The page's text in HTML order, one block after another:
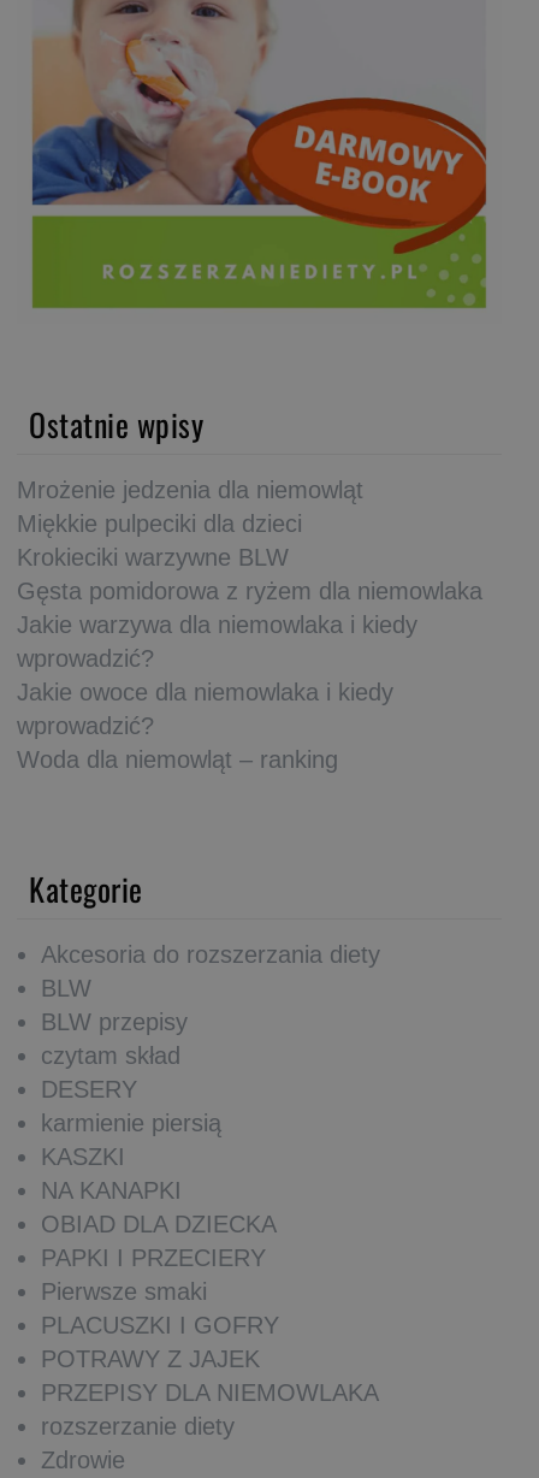
Ostatnie wpisy
Mrożenie jedzenia dla niemowląt
Miękkie pulpeciki dla dzieci
Krokieciki warzywne BLW
Gęsta pomidorowa z ryżem dla niemowlaka
Jakie warzywa dla niemowlaka i kiedy
wprowadzić?
Jakie owoce dla niemowlaka i kiedy
wprowadzić?
Woda dla niemowląt – ranking
Kategorie
Akcesoria do rozszerzania diety
BLW
BLW przepisy
czytam skład
DESERY
karmienie piersią
KASZKI
NA KANAPKI
OBIAD DLA DZIECKA
PAPKI I PRZECIERY
Pierwsze smaki
PLACUSZKI I GOFRY
POTRAWY Z JAJEK
PRZEPISY DLA NIEMOWLAKA
rozszerzanie diety
Zdrowie